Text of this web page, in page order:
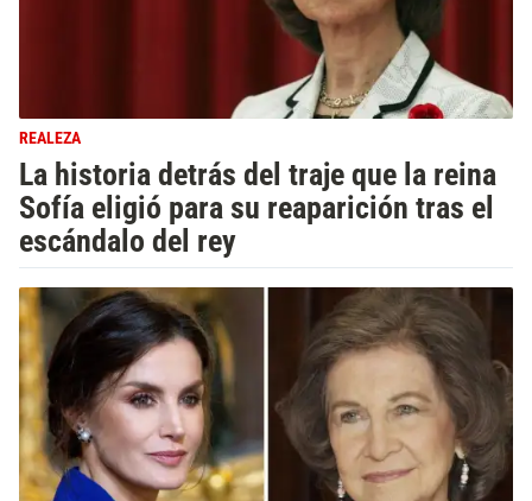
REALEZA
La historia detrás del traje que la reina
Sofía eligió para su reaparición tras el
escándalo del rey